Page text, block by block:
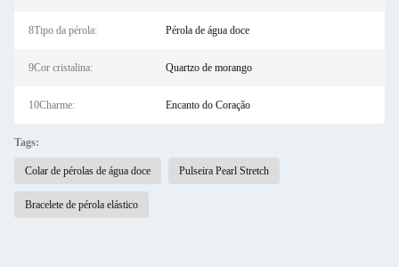
8Tipo da pérola: Pérola de água doce
9Cor cristalina: Quartzo de morango
10Charme: Encanto do Coração
Tags:
Colar de pérolas de água doce Pulseira Pearl Stretch
Bracelete de pérola elástico